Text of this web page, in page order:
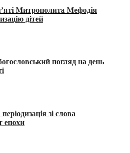
Митрополита Мефодія
дітей
погляд на день
зі слова
епохи